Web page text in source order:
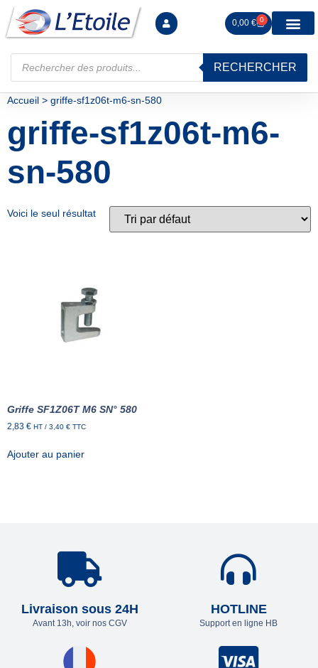
0,00 € 0
RECHERCHER
Accueil > griffe-sf1z06t-m6-sn-580
griffe-sf1z06t-m6-
sn-580
Voici le seul résultat
Griffe SF1Z06T M6 SN° 580
2,83 € HT / 3,40 € TTC
Ajouter au panier
Livraison sous 24H
Avant 13h, voir nos CGV
HOTLINE
Support en ligne HB